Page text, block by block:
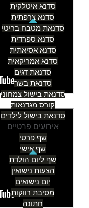
סדנא איטלקית
סדנא צרפתית
סדנאת מטבח בריטי
סדנא ספרדית
סדנא אסיאתית
סדנא אמריקאית
סדנאת דגים
סדנאת בשר
סדנאת בישול צמחוני
קורס מגדנאות
סדנאת בישול לילדים
אירועים פרטיים
שף פרטי
שף אישי
שף ליום הולדת
הצעות נישואין
יום נישואים
מסיבת רווקות
חתונה